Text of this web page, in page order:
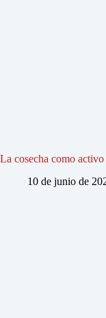
La cosecha como activo
10 de junio de